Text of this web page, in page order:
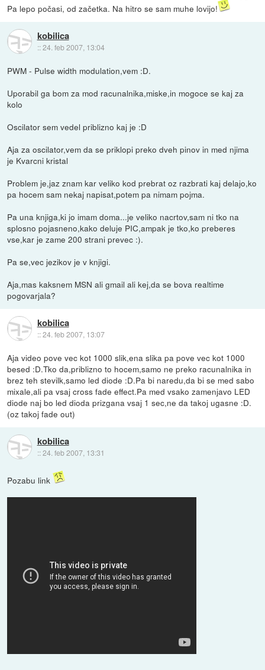
Pa lepo počasi, od začetka. Na hitro se sam muhe lovijo!
kobilica
::24. feb 2007, 13:04
PWM - Pulse width modulation,vem :D.
Uporabil ga bom za mod racunalnika,miske,in mogoce se kaj za
kolo
Oscilator sem vedel priblizno kaj je :D
Aja za oscilator,vem da se priklopi preko dveh pinov in med njima
je Kvarcni kristal
Problem je,jaz znam kar veliko kod prebrat oz razbrati kaj delajo,ko
pa hocem sam nekaj napisat,potem pa nimam pojma.
Pa una knjiga,ki jo imam doma...je veliko nacrtov,sam ni tko na
splosno pojasneno,kako deluje PIC,ampak je tko,ko preberes
vse,kar je zame 200 strani prevec :).
Pa se,vec jezikov je v knjigi.
Aja,mas kaksnem MSN ali gmail ali kej,da se bova realtime
pogovarjala?
kobilica
::24. feb 2007, 13:07
Aja video pove vec kot 1000 slik,ena slika pa pove vec kot 1000
besed :D.Tko da,priblizno to hocem,samo ne preko racunalnika in
brez teh stevilk,samo led diode :D.Pa bi naredu,da bi se med sabo
mixale,ali pa vsaj cross fade effect.Pa med vsako zamenjavo LED
diode naj bo led dioda prizgana vsaj 1 sec,ne da takoj ugasne :D.
(oz takoj fade out)
kobilica
::24. feb 2007, 13:31
Pozabu link